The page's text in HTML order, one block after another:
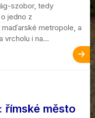
szobor, tedy
jedno z
metropole, a
vrcholu i na...
římské město